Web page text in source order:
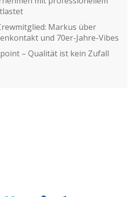
Markus über
und 70er-Jahre-Vibes
– Qualität ist kein Zufall